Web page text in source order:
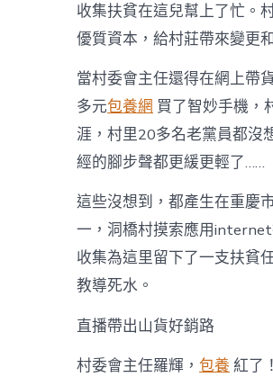
收集扶貧在這兒幫上了忙。
優質資本，給村莊帶來變更
當村委會主任還得在網上帶
多元包養網 買了智妙手機，
涯，村里20多名老黨員都沒
經的腳步聲都更緩更輕了……
這些沒想到，都產生在重慶
一，洞橋村摸索應用
收集為這里留下了一支扶貧
教導死水。
直播帶出山貨好銷路
村委會主任羅輝， 包養 紅了！